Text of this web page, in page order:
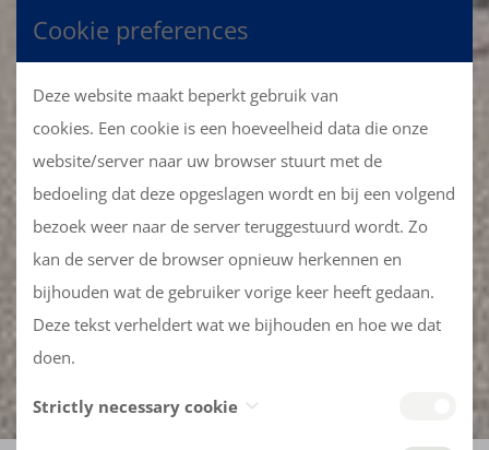
Cookie preferences
Deze website maakt beperkt gebruik van
cookies. Een cookie is een hoeveelheid data die onze
website/server naar uw browser stuurt met de
bedoeling dat deze opgeslagen wordt en bij een volgend
bezoek weer naar de server teruggestuurd wordt. Zo
kan de server de browser opnieuw herkennen en
bijhouden wat de gebruiker vorige keer heeft gedaan.
Deze tekst verheldert wat we bijhouden en hoe we dat
doen.
Strictly necessary cookie